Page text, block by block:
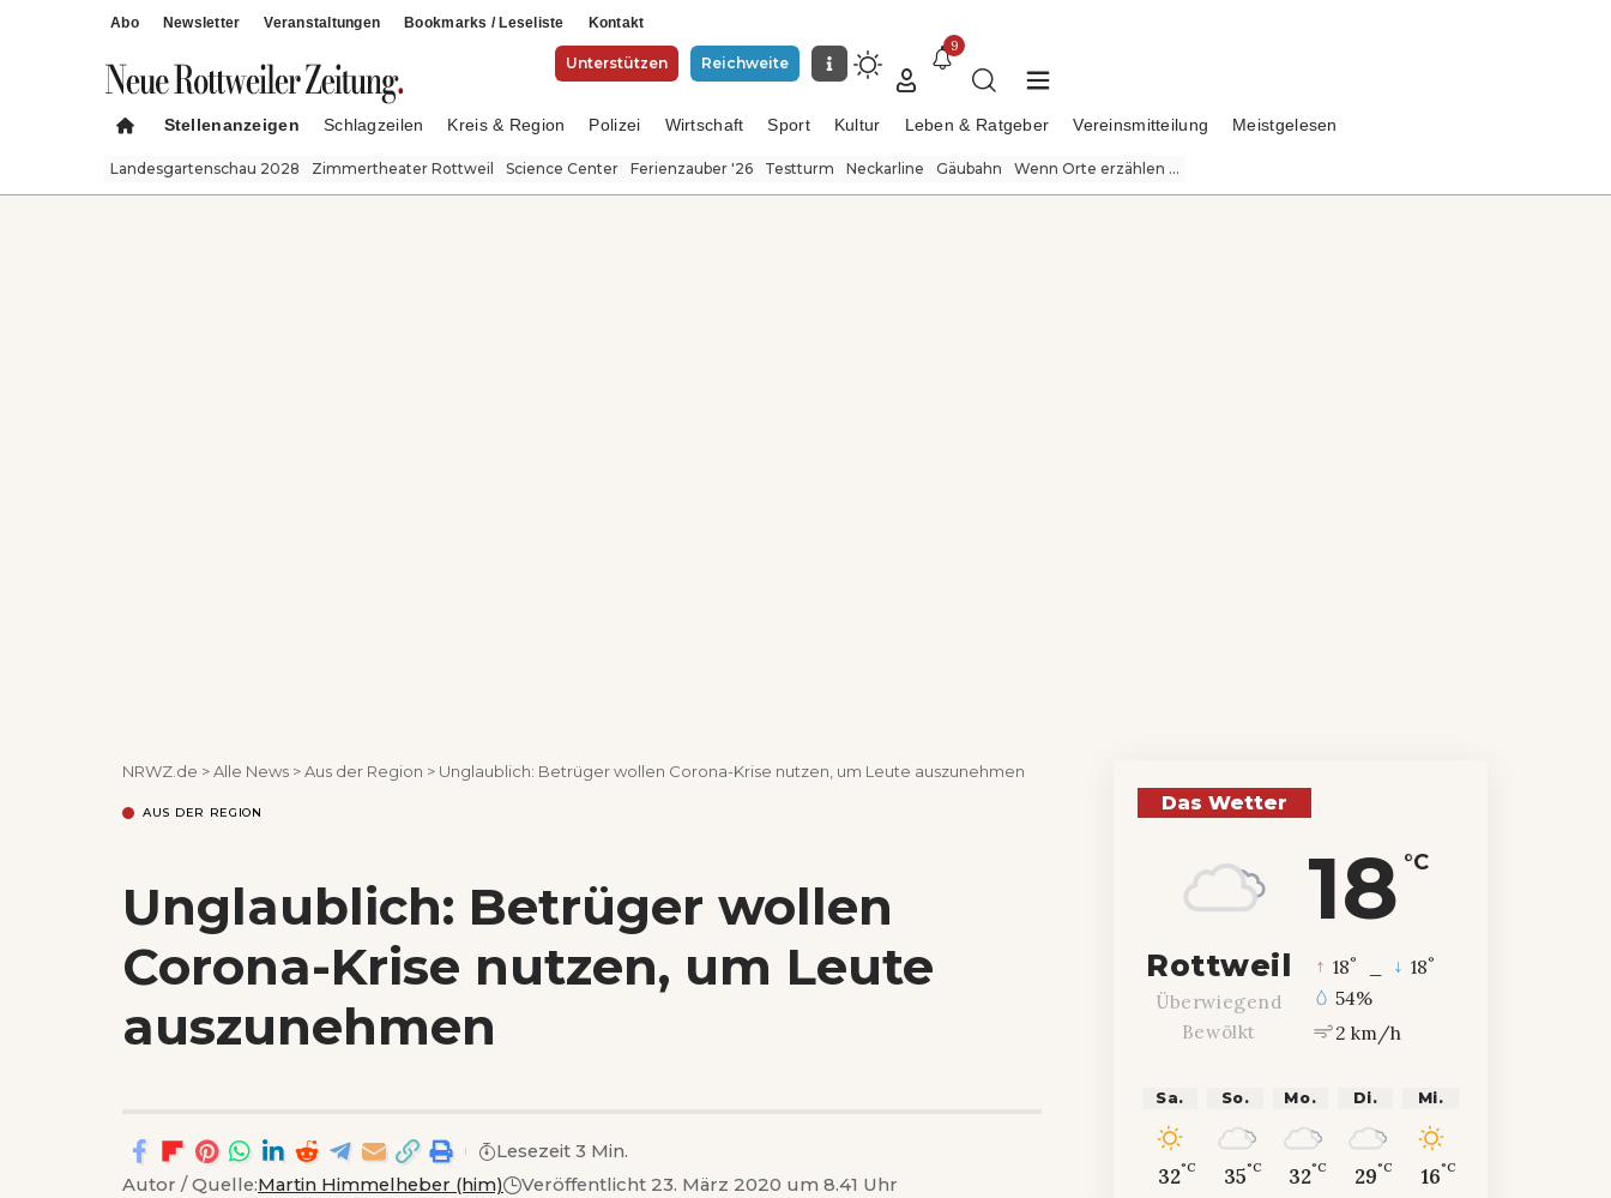
Abo Newsletter Veranstaltungen Bookmarks / Leseliste Kontakt
Unterstützen Reichweite
9
Stellenanzeigen Schlagzeilen Kreis & Region Polizei Wirtschaft Sport Kultur Leben & Ratgeber Vereinsmitteilung Meistgelesen
Landesgartenschau 2028 Zimmertheater Rottweil Science Center Ferienzauber '26 Testturm Neckarline Gäubahn Wenn Orte erzählen ...
NRWZ.de >Alle News >Aus der Region > Unglaublich: Betrüger wollen Corona-Krise nutzen, um Leute auszunehmen
AUS DER REGION
Unglaublich: Betrüger wollen
Corona-Krise nutzen, um Leute
auszunehmen
Autor / Quelle:Martin Himmelheber (him)
Veröffentlicht 23. März 2020 um 8.41 Uhr
Lesezeit 3 Min.
Das Wetter
18 °C
Rottweil
Überwiegend
Bewölkt
18° 18°
54%
2 km/h
Sa.
32°C
So.
35°C
Mo.
32°C
Di.
29°C
Mi.
16°C